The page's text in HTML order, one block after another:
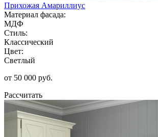
Прихожая Амариллиус
Материал фасада:
МДФ
Стиль:
Классический
Цвет:
Светлый
от 50 000 руб.
Рассчитать